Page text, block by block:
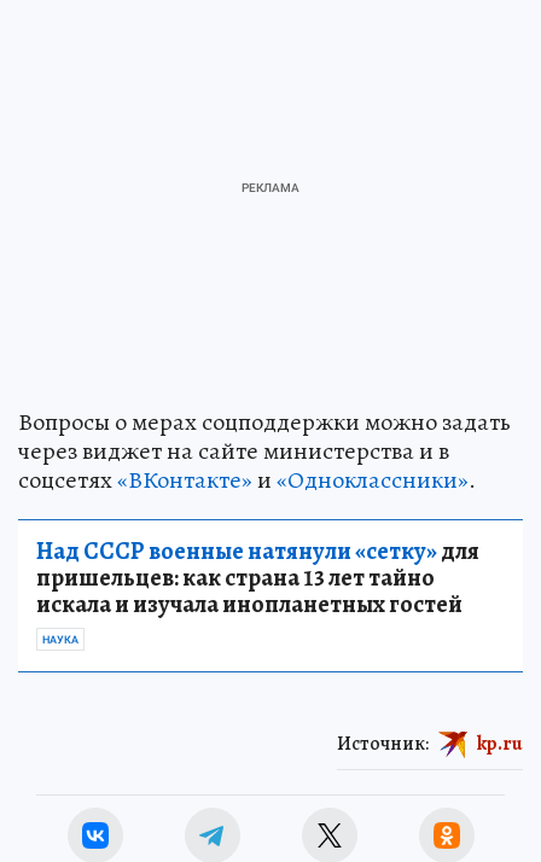
Вопросы о мерах соцподдержки можно задать
через виджет на сайте министерства и в
соцсетях«ВКонтакте»и«Одноклассники».
Над СССР военные натянули «сетку»для
пришельцев: как страна 13 лет тайно
искала и изучала инопланетных гостей
НАУКА
Источник: kp.ru